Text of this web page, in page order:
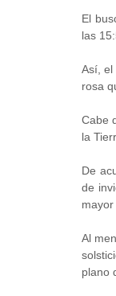
El
las
Así, el
rosa
Cabe
la
De
de
mayor
Al
plano